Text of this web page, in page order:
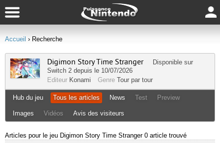
Accueil › Recherche
Digimon Story Time Stranger
Disponible sur
Switch 2 depuis le 10/07/2026
Editeur Konami Genre Tour par tour
Hub du jeu Tous les articles News Test Preview
Images Vidéos Avis des visiteurs
Articles pour le jeu Digimon Story Time Stranger 0 article trouvé